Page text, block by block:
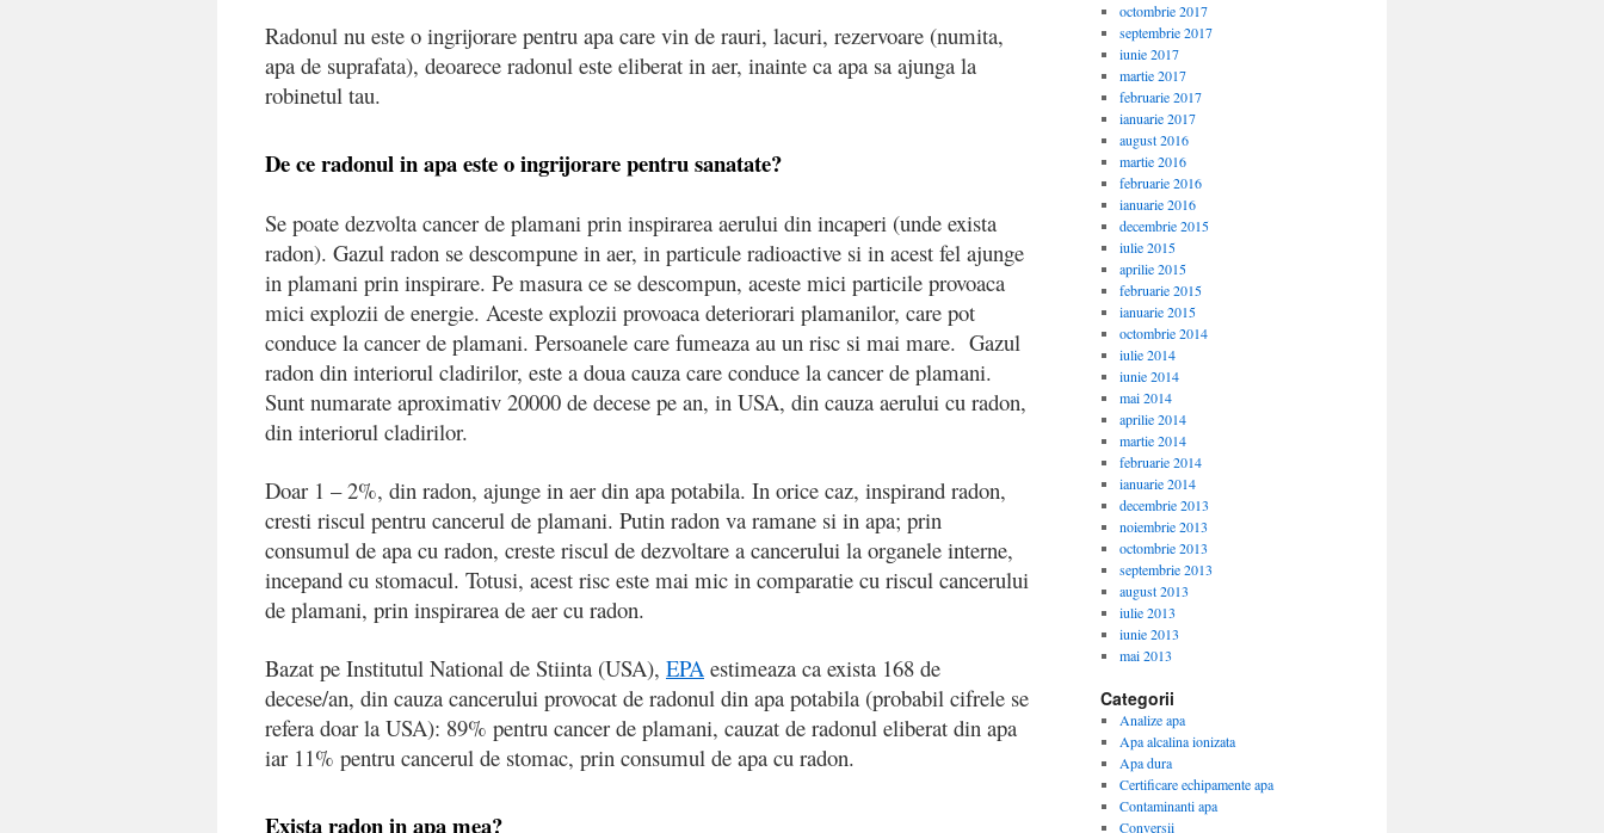
Radonul nu este o ingrijorare pentru apa care vin de rauri, lacuri, rezervoare (numita,
apa de suprafata), deoarece radonul este eliberat in aer, inainte ca apa sa ajunga la
robinetul tau.
De ce radonul in apa este o ingrijorare pentru sanatate?
Se poate dezvolta cancer de plamani prin inspirarea aerului din incaperi (unde exista
radon). Gazul radon se descompune in aer, in particule radioactive si in acest fel ajunge
in plamani prin inspirare. Pe masura ce se descompun, aceste mici particile provoaca
mici explozii de energie. Aceste explozii provoaca deteriorari plamanilor, care pot
conduce la cancer de plamani. Persoanele care fumeaza au un risc si mai mare. Gazul
radon din interiorul cladirilor, este a doua cauza care conduce la cancer de plamani.
Sunt numarate aproximativ 20000 de decese pe an, in USA, din cauza aerului cu radon,
din interiorul cladirilor.
Doar 1 – 2%, din radon, ajunge in aer din apa potabila. In orice caz, inspirand radon,
cresti riscul pentru cancerul de plamani. Putin radon va ramane si in apa; prin
consumul de apa cu radon, creste riscul de dezvoltare a cancerului la organele interne,
incepand cu stomacul. Totusi, acest risc este mai mic in comparatie cu riscul cancerului
de plamani, prin inspirarea de aer cu radon.
Bazat pe Institutul National de Stiinta (USA), EPA estimeaza ca exista 168 de
decese/an, din cauza cancerului provocat de radonul din apa potabila (probabil cifrele se
refera doar la USA): 89% pentru cancer de plamani, cauzat de radonul eliberat din apa
iar 11% pentru cancerul de stomac, prin consumul de apa cu radon.
Exista radon in apa mea?
octombrie 2017
septembrie 2017
iunie 2017
martie 2017
februarie 2017
ianuarie 2017
august 2016
martie 2016
februarie 2016
ianuarie 2016
decembrie 2015
iulie 2015
aprilie 2015
februarie 2015
ianuarie 2015
octombrie 2014
iulie 2014
iunie 2014
mai 2014
aprilie 2014
martie 2014
februarie 2014
ianuarie 2014
decembrie 2013
noiembrie 2013
octombrie 2013
septembrie 2013
august 2013
iulie 2013
iunie 2013
mai 2013
Categorii
Analize apa
Apa alcalina ionizata
Apa dura
Certificare echipamente apa
Contaminanti apa
Conversii